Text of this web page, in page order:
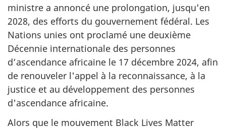
ministre a annoncé une prolongation, jusqu'en
2028, des efforts du gouvernement fédéral. Les
Nations unies ont proclamé une deuxième
Décennie internationale des personnes
d’ascendance africaine le 17 décembre 2024, afin
de renouveler l'appel à la reconnaissance, à la
justice et au développement des personnes
d'ascendance africaine.
Alors que le mouvement Black Lives Matter